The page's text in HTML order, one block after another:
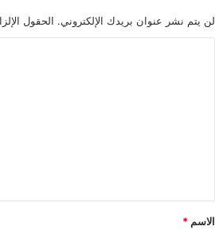
لن يتم نشر عنوان بريدك الإلكتروني. الحقول
*
الاسم *